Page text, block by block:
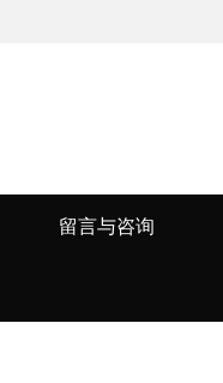
留言与咨询